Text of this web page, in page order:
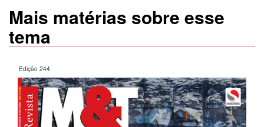
Mais matérias sobre esse
tema
Edição 244